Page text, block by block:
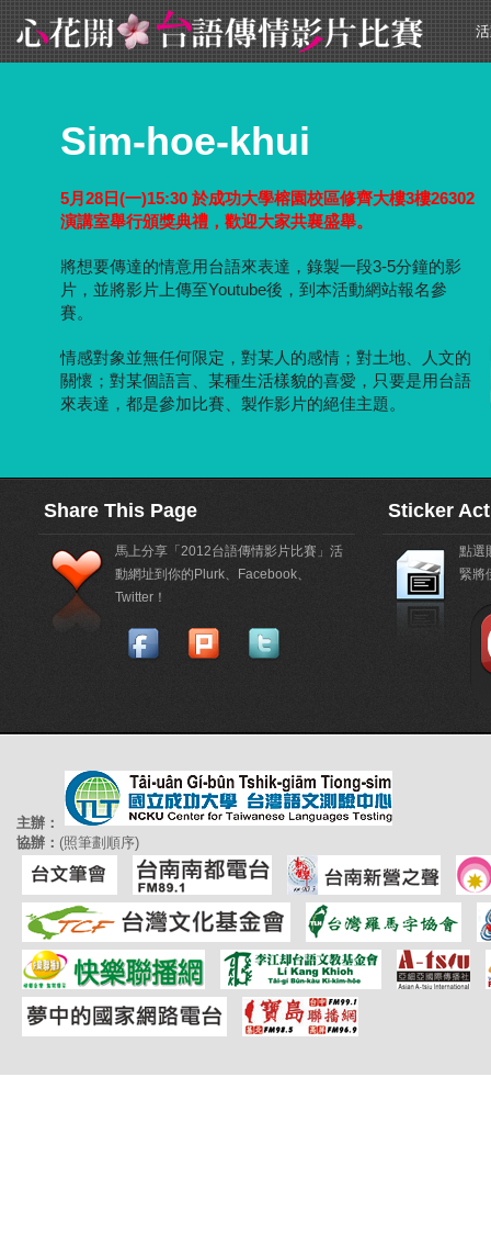
Sim-hoe-khui
5月28日(一)15:30 於成功大學榕園校區修齊大樓3樓26302
演講室舉行頒獎典禮，歡迎大家共襄盛舉。
將想要傳達的情意用台語來表達，錄製一段3-5分鐘的影
片，並將影片上傳至Youtube後，到本活動網站報名參
賽。
情感對象並無任何限定，對某人的感情；對土地、人文的
關懷；對某個語言、某種生活樣貌的喜愛，只要是用台語
來表達，都是參加比賽、製作影片的絕佳主題。
Share This Page
馬上分享「2012台語傳情影片比賽」活
動網址到你的Plurk、Facebook、
Twitter！
Sticker
點選
緊將
主辦：
協辦： (照筆劃順序)